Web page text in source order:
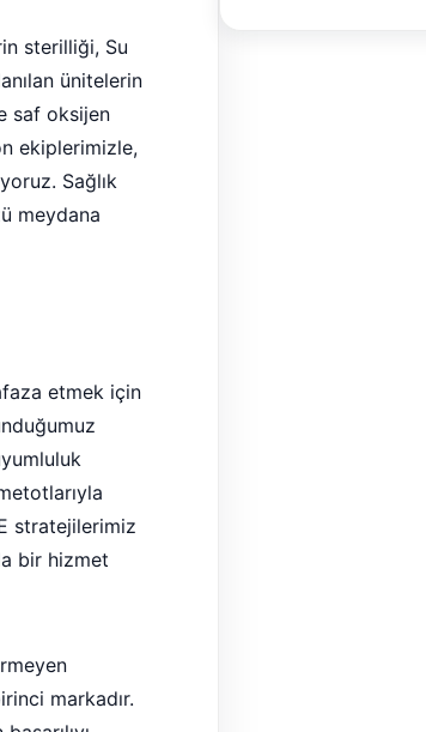
sterilliği, Su
ünitelerin
saf oksijen
ekiplerimizle,
Sağlık
meydana
etmek için
stratejilerimiz
bir hizmet
markadır.